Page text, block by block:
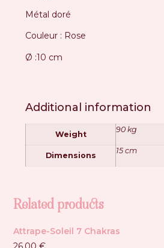
Métal doré
Couleur : Rose
Ø :10 cm
Additional information
Weight
90 kg
Dimensions
15 cm
Related products
Attrape-Soleil 7 Chakras